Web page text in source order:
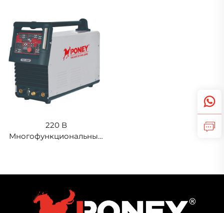
аппарат TIG-сварки с
цифровой обработкой
сигнала
220 В
Многофункциональный
сигнала